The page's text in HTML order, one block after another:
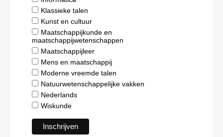
Klassieke talen
Kunst en cultuur
Maatschappijkunde en
maatschappijwetenschappen
Maatschappijleer
Mens en maatschappij
Moderne vreemde talen
Natuurwetenschappelijke vakken
Nederlands
Wiskunde